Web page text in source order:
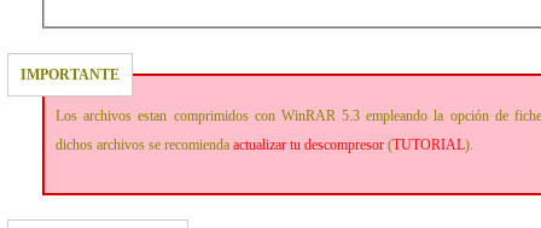
IMPORTANTE
Los archivos estan comprimidos con WinRAR 5.3 empleando la opción de
dichos archivos se recomienda actualizar tu descompresor (TUTORIAL).